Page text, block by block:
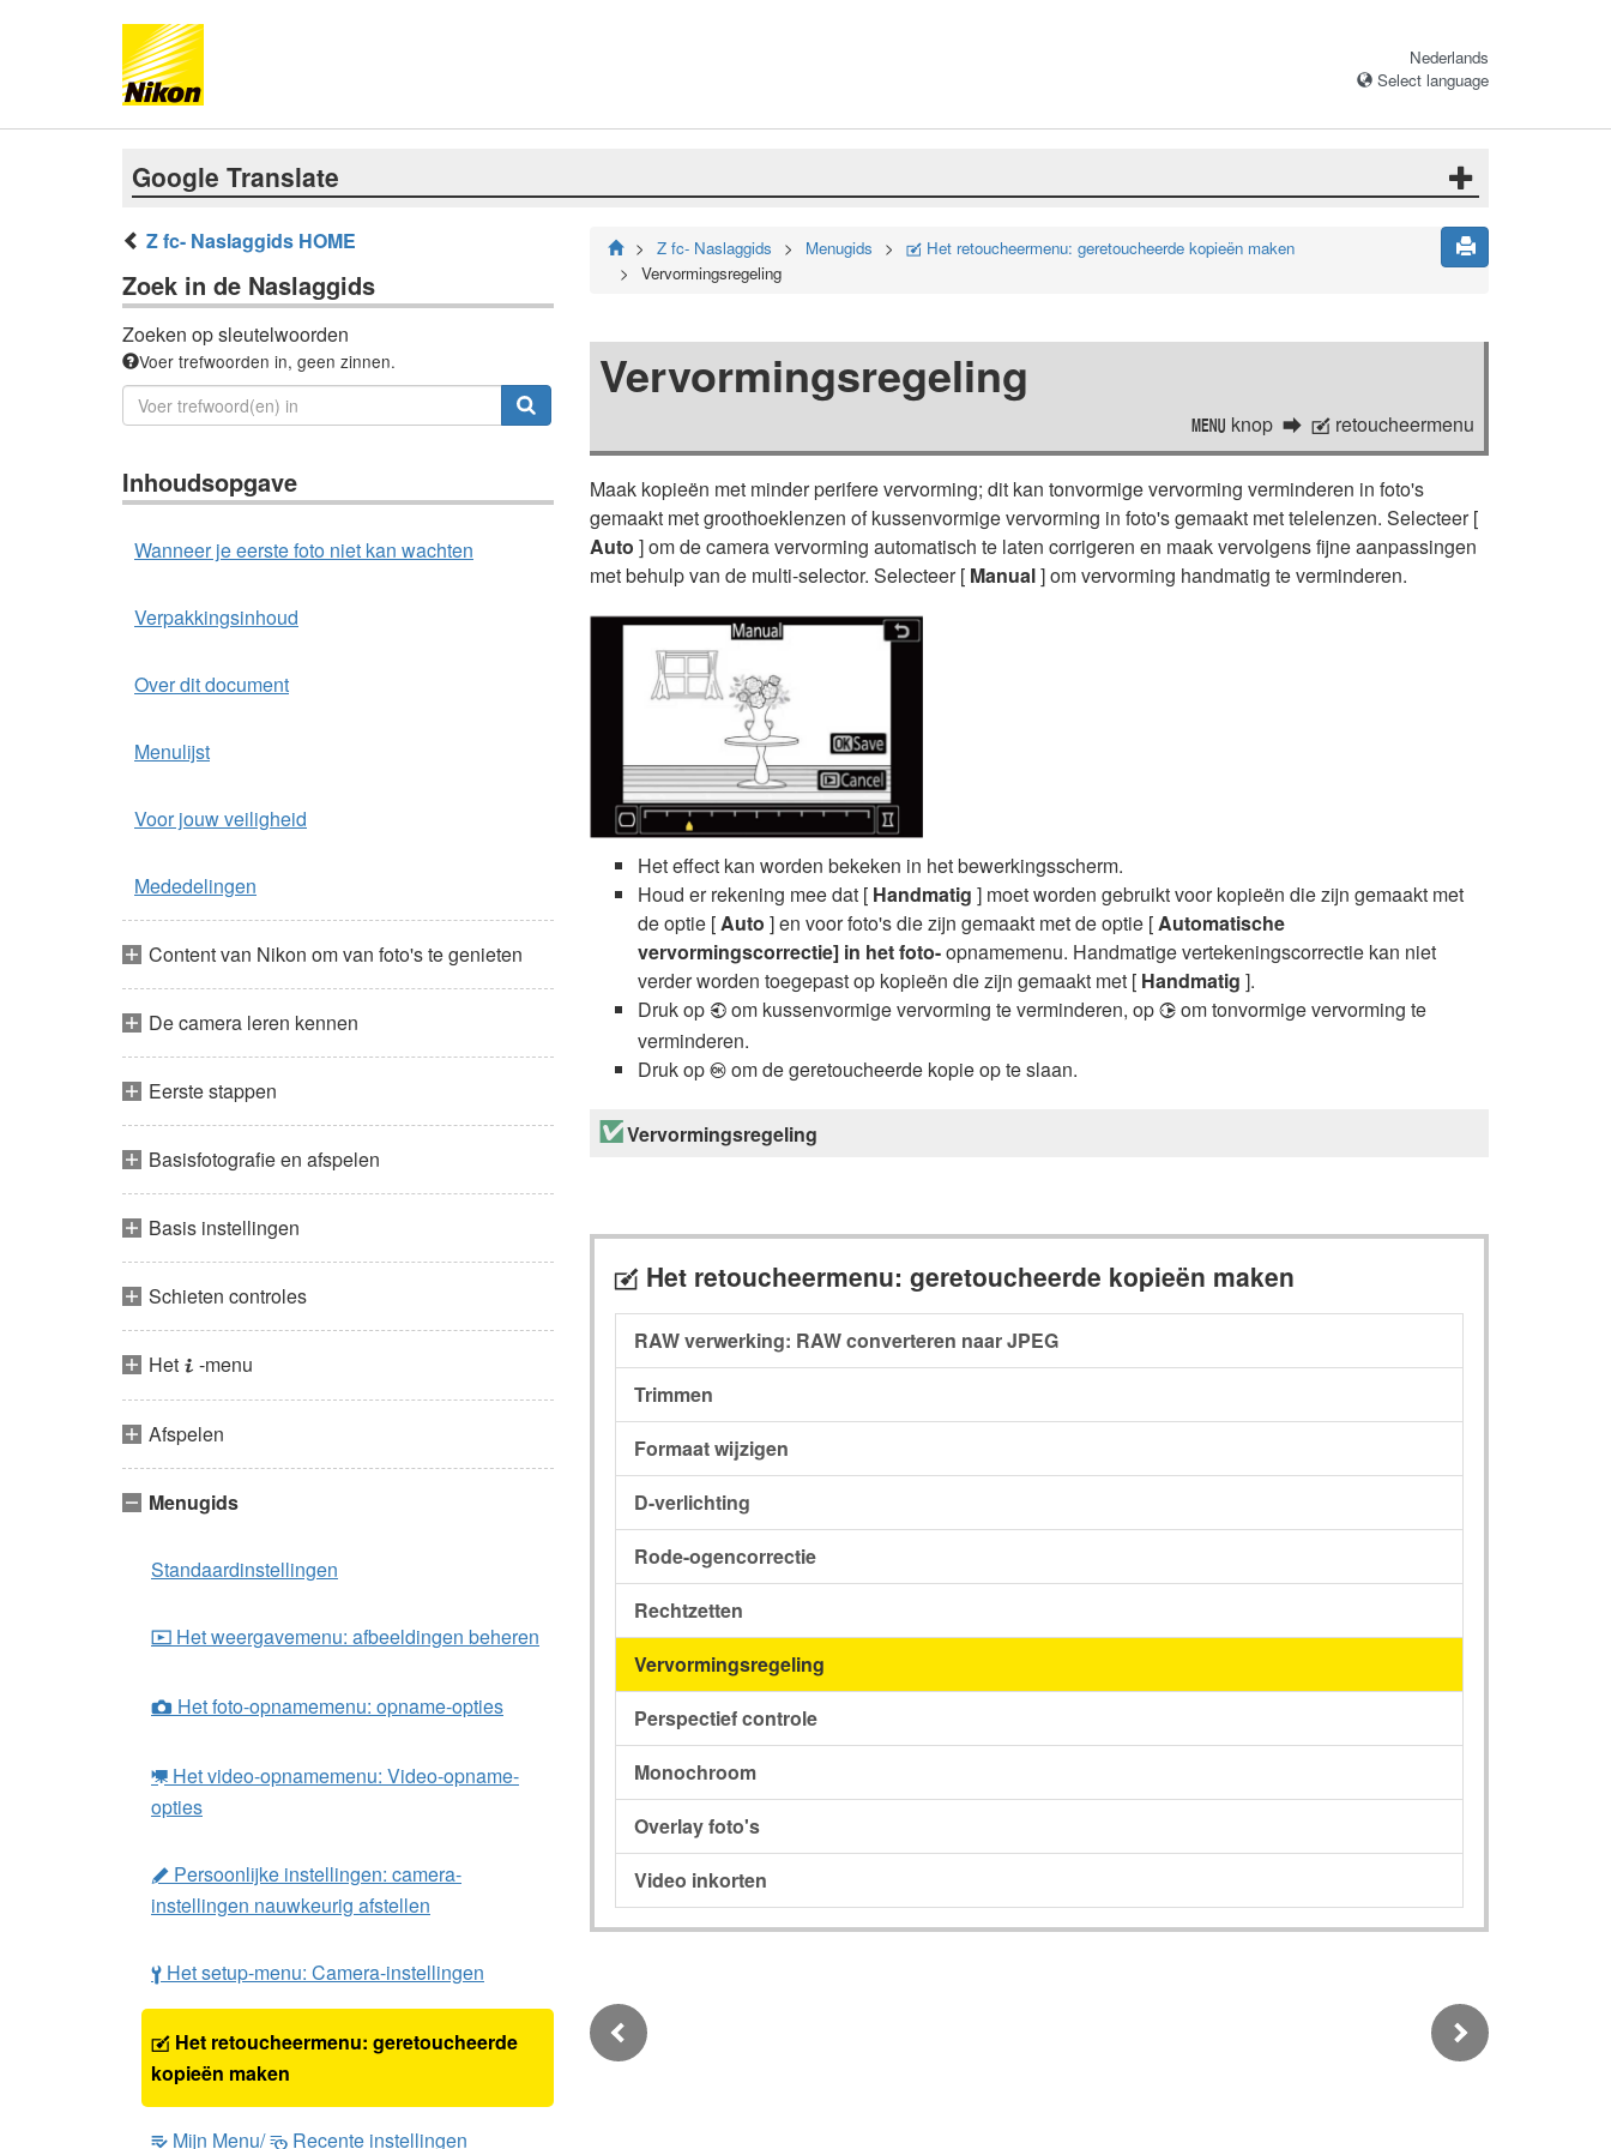
Nederlands
Select language
Google Translate
Z fc- Naslaggids HOME
Zoek in de Naslaggids
Zoeken op sleutelwoorden
Voer trefwoorden in, geen zinnen.
Inhoudsopgave
Wanneer je eerste foto niet kan wachten
Verpakkingsinhoud
Over dit document
Menulijst
Voor jouw veiligheid
Mededelingen
Content van Nikon om van foto's te genieten
De camera leren kennen
Eerste stappen
Basisfotografie en afspelen
Basis instellingen
Schieten controles
Het i -menu
Afspelen
Menugids
Standaardinstellingen
D Het weergavemenu: afbeeldingen beheren
C Het foto-opnamemenu: opname-opties
1 Het video-opnamemenu: Video-opname-
opties
A Persoonlijke instellingen: camera-
instellingen nauwkeurig afstellen
B Het setup-menu: Camera-instellingen
N Het retoucheermenu: geretoucheerde
kopieën maken
O Mijn Menu/m Recente instellingen
Z fc- Naslaggids Menugids N Het retoucheermenu: geretoucheerde kopieën maken
Vervormingsregeling
Vervormingsregeling
G knop N retoucheermenu
Maak kopieën met minder perifere vervorming; dit kan tonvormige vervorming verminderen in foto's
gemaakt met groothoeklenzen of kussenvormige vervorming in foto's gemaakt met telelenzen. Selecteer [
Auto ] om de camera vervorming automatisch te laten corrigeren en maak vervolgens fijne aanpassingen
met behulp van de multi-selector. Selecteer [ Manual] om vervorming handmatig te verminderen.
Het effect kan worden bekeken in het bewerkingsscherm.
Houd er rekening mee dat [ Handmatig ] moet worden gebruikt voor kopieën die zijn gemaakt met
de optie [Auto ] en voor foto's die zijn gemaakt met de optie [Automatische
vervormingscorrectie] in het foto-opnamemenu. Handmatige vertekeningscorrectie kan niet
verder worden toegepast op kopieën die zijn gemaakt met [ Handmatig ].
Druk op 4 om kussenvormige vervorming te verminderen, op 2 om tonvormige vervorming te
verminderen.
Druk op J om de geretoucheerde kopie op te slaan.
Vervormingsregeling
N Het retoucheermenu: geretoucheerde kopieën maken
RAW verwerking: RAW converteren naar JPEG
Trimmen
Formaat wijzigen
D-verlichting
Rode-ogencorrectie
Rechtzetten
Vervormingsregeling
Perspectief controle
Monochroom
Overlay foto's
Video inkorten